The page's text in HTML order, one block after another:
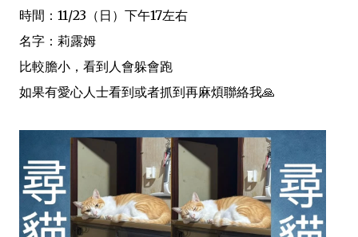
時間：11/23（日）下午17左右
名字：莉露姆
比較膽小，看到人會躲會跑
如果有愛心人士看到或者抓到再麻煩聯絡我🙏